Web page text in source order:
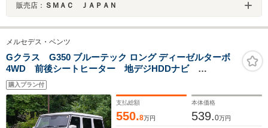
販売店： ＳＭＡＣ ＪＡＰＡＮ
メルセデス・ベンツ
Gクラス G350 ブルーテック ロング ディーゼルターボ
4WD 前後シートヒーター 地デジHDDナビ
Bluetooth接続 ブラックレザーシート サンルーフ
購入プラン付
支払総額
550.8万円
本体価格
539.0万円